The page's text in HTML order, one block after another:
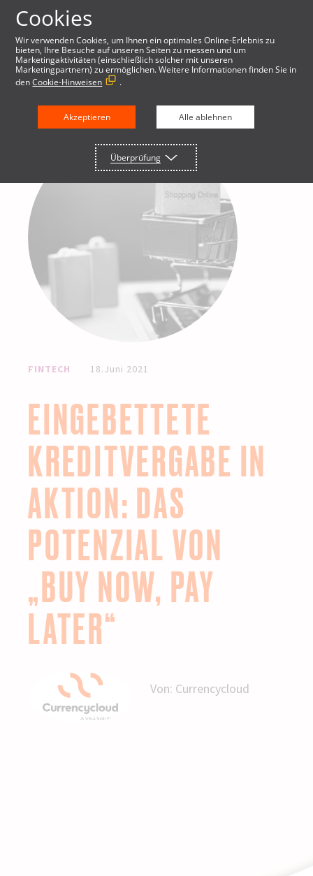
FINTECH 18.Juni 2021
EINGEBETTETE
KREDITVERGABE IN
AKTION: DAS
POTENZIAL VON
„BUY NOW, PAY
LATER“
Von: Currencycloud
Cookies
Wir verwenden Cookies, um Ihnen ein optimales Online-Erlebnis zu
bieten, Ihre Besuche auf unseren Seiten zu messen und um
Marketingaktivitäten (einschließlich solcher mit unseren
Marketingpartnern) zu ermöglichen. Weitere Informationen finden Sie in
denCookie-Hinweisen .
Akzeptieren Alle ablehnen
Überprüfung